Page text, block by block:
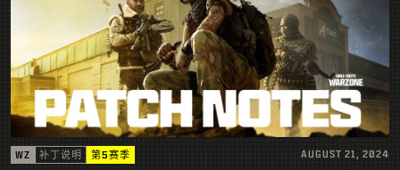
WZ 补丁说明 第5赛季 AUGUST 21, 2024